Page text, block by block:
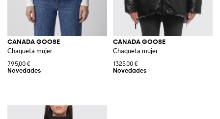
CANADA GOOSE
Chaqueta mujer
795,00 €
CANADA GOOSE
Chaqueta mujer
1325,00 €